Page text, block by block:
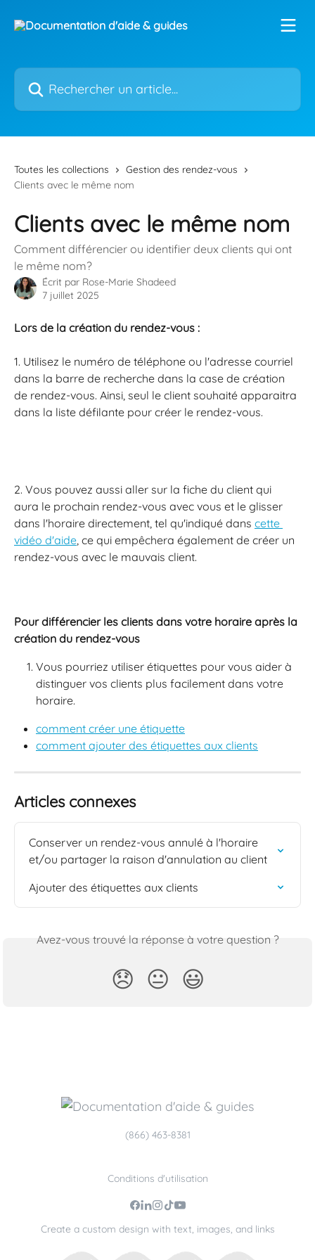
Rechercher un article...
Toutes les collections
Gestion des rendez-vous
Clients avec le même nom
Clients avec le même nom
Comment différencier ou identifier deux clients qui ont
le même nom?
Écrit par Rose-Marie Shadeed
7 juillet 2025
Lors de la création du rendez-vous :
1. Utilisez le numéro de téléphone ou l'adresse courriel
dans la barre de recherche dans la case de création
de rendez-vous. Ainsi, seul le client souhaité apparaitra
dans la liste défilante pour créer le rendez-vous.
2. Vous pouvez aussi aller sur la fiche du client qui
aura le prochain rendez-vous avec vous et le glisser
dans l'horaire directement, tel qu'indiqué dans cette
vidéo d'aide , ce qui empêchera également de créer un
rendez-vous avec le mauvais client.
Pour différencier les clients dans votre horaire après la
création du rendez-vous
Vous pourriez utiliser étiquettes pour vous aider à
distinguer vos clients plus facilement dans votre
horaire.
comment créer une étiquette
comment ajouter des étiquettes aux clients
Articles connexes
Conserver un rendez-vous annulé à l'horaire
et/ou partager la raison d'annulation au client
Ajouter des étiquettes aux clients
Avez-vous trouvé la réponse à votre question ?
😞 😐 😃
(866) 463-8381
Conditions d'utilisation
Create a custom design with text, images, and links